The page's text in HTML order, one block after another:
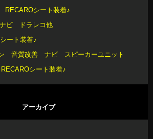
シート装着♪
ビ ドラレコ他
ート装着♪
ン 音質改善 ナビ スピーカーユニット
シート装着♪
アーカイブ